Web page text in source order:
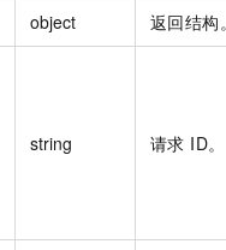
object 返回结构。
string 请求 ID。